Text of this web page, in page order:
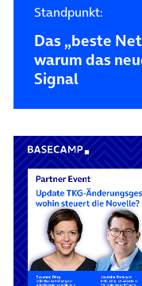
Standpunkt:
Das „beste
warum das
Signal